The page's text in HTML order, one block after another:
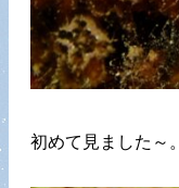
初めて見ました～。